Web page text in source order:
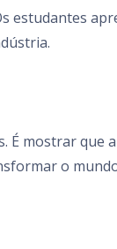
estudantes
É mostrar que
o